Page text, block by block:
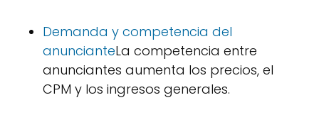
Demanda y competencia del
anuncianteLa competencia entre
anunciantes aumenta los precios, el
CPM y los ingresos generales.